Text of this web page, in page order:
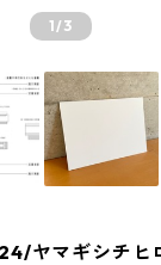
1/3
ヤマギシチヒ